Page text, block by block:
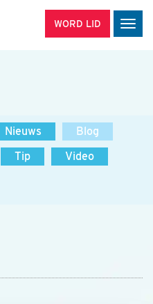
WORD LID
Nieuws
Blog
Tip
Video